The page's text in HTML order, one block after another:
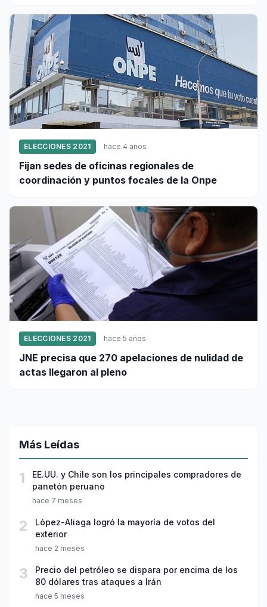
ELECCIONES 2021 hace 4 años
Fijan sedes de oficinas regionales de
coordinación y puntos focales de la Onpe
ELECCIONES 2021 hace 5 años
JNE precisa que 270 apelaciones de nulidad de
actas llegaron al pleno
Más Leídas
1
EE.UU. y Chile son los principales compradores de
panetón peruano
hace 7 meses
2
López-Aliaga logró la mayoría de votos del
exterior
hace 2 meses
3
Precio del petróleo se dispara por encima de los
80 dólares tras ataques a Irán
hace 5 meses